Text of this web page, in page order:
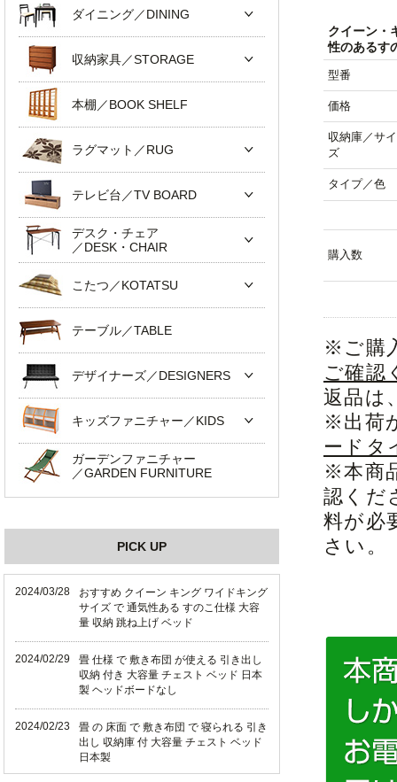
クイーン・
性のあるす
型番
価格
収納庫／サイ
ズ
タイプ／色
購入数
※ご購
ご確認
返品は
※出荷
ードタ
※本商
認くだ
料が必
さい。
ダイニング／DINING
収納家具／STORAGE
本棚／BOOK SHELF
ラグマット／RUG
テレビ台／TV BOARD
デスク・チェア
／DESK・CHAIR
こたつ／KOTATSU
テーブル／TABLE
デザイナーズ／DESIGNERS
キッズファニチャー／KIDS
ガーデンファニチャー
／GARDEN FURNITURE
PICK UP
2024/03/28
おすすめ クイーン キング ワイドキング
サイズ で 通気性ある すのこ仕様 大容
量 収納 跳ね上げ ベッド
2024/02/29
畳 仕様 で 敷き布団 が使える 引き出し
収納 付き 大容量 チェスト ベッド 日本
製 ヘッドボードなし
2024/02/23
畳 の 床面 で 敷き布団 で 寝られる 引き
出し 収納庫 付 大容量 チェスト ベッド
日本製